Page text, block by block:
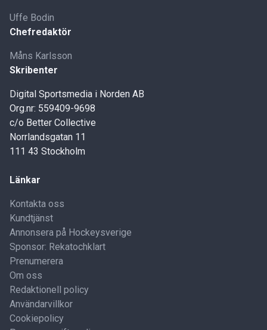
Uffe Bodin
Chefredaktör
Måns Karlsson
Skribenter
Digital Sportsmedia i Norden AB
Org.nr: 559409-9698
c/o Better Collective
Norrlandsgatan 11
111 43 Stockholm
Länkar
Kontakta oss
Kundtjänst
Annonsera på Hockeysverige
Sponsor: Rekatochklart
Prenumerera
Om oss
Redaktionell policy
Användarvillkor
Cookiepolicy